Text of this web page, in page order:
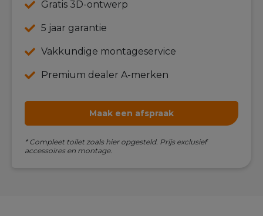
Gratis 3D-ontwerp
5 jaar garantie
Vakkundige montageservice
Premium dealer A-merken
Maak een afspraak
* Compleet toilet zoals hier opgesteld. Prijs exclusief
accessoires en montage.